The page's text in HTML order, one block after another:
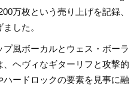
万枚という売り上げを記録、
した。
風ボーカルとウェス・ボーラ
ヘヴィなギターリフと攻撃的
ードロックの要素を見事に融